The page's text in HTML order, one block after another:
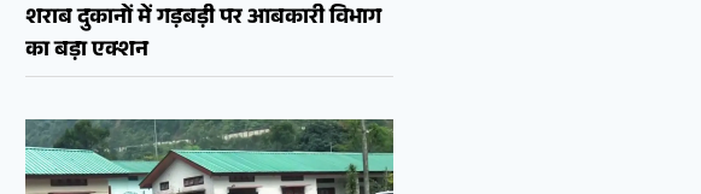
शराब दुकानों में गड़बड़ी पर आबकारी विभाग
का बड़ा एक्शन